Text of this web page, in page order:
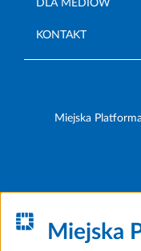
DLA MEDIÓW
KONTAKT
Miejska
Miejska